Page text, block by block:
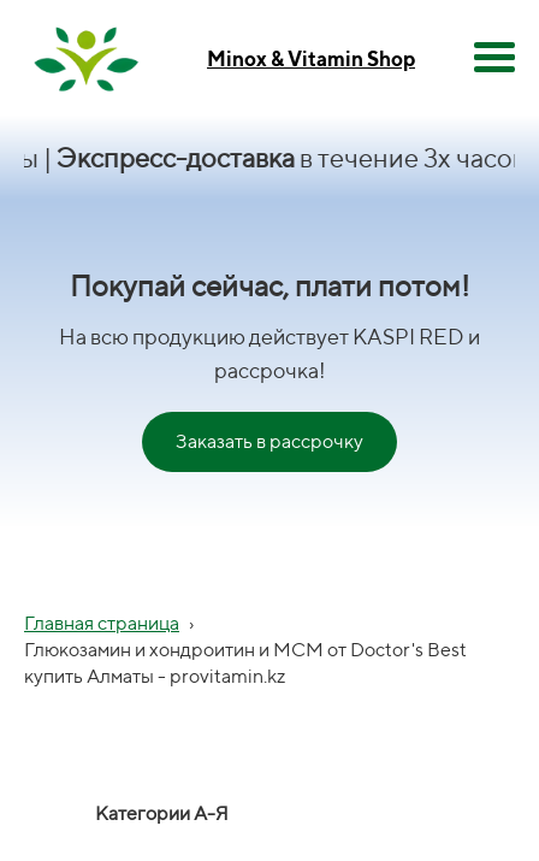
Minox & Vitamin Shop
доставкав течение 3х часов|
Покупай сейчас, плати потом!
На всю продукцию действует KASPI RED и
рассрочка!
Заказать в рассрочку
Главная страница ›
Глюкозамин и хондроитин и МСМ от Doctor's Best
купить Алматы - provitamin.kz
Категории А-Я